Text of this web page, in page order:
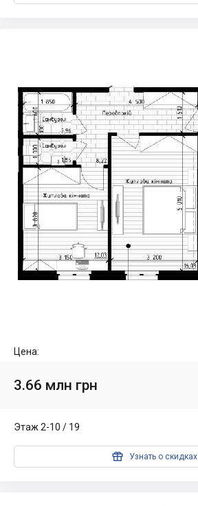
Цена:
3.66 млн грн
Этаж 2-10 / 19
 Узнать о скидках